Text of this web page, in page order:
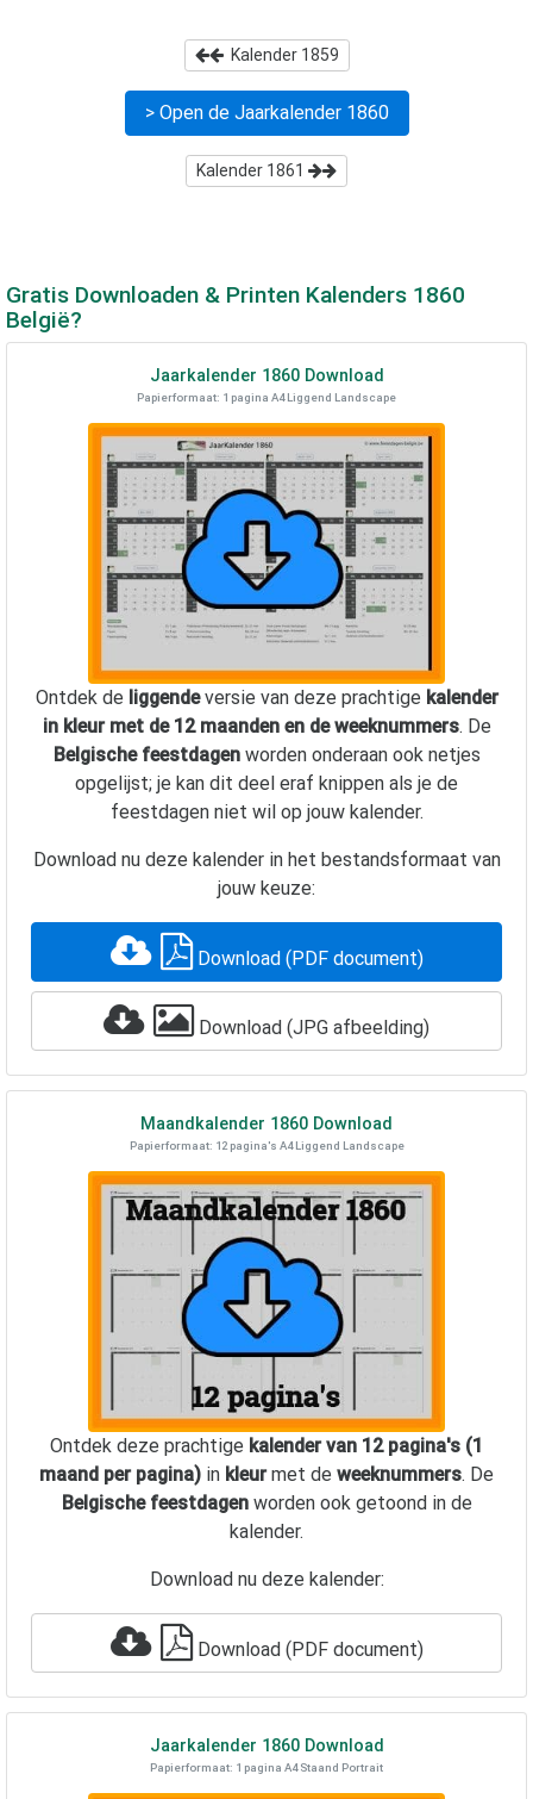
Kalender 1859
> Open de Jaarkalender 1860
Kalender 1861
Gratis Downloaden & Printen Kalenders 1860
België?
Jaarkalender 1860Download
Papierformaat: 1 pagina A4 Liggend Landscape
Ontdek de liggendeversie van deze prachtige kalender
in kleur met de 12 maanden en de weeknummers. De
Belgische feestdagenworden onderaan ook netjes
opgelijst; je kan dit deel eraf knippen als je de
feestdagen niet wil op jouw kalender.
Download nu deze kalender in het bestandsformaat van
jouw keuze:
Download (PDF document)
Download (JPG afbeelding)
Maandkalender 1860 Download
Papierformaat: 12 pagina's A4 Liggend Landscape
Ontdek deze prachtige kalender van 12 pagina's (1
maand per pagina) in kleurmet de weeknummers. De
Belgische feestdagenworden ook getoond in de
kalender.
Download nu deze kalender:
Download (PDF document)
Jaarkalender 1860Download
Papierformaat: 1 pagina A4 Staand Portrait